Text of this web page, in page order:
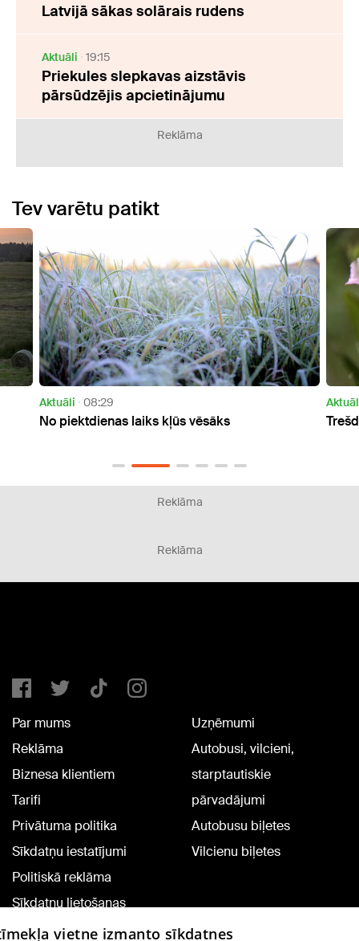
Latvijā sākas solārais rudens
Aktuāli 19:15
Priekules slepkavas aizstāvis
pārsūdzējis apcietinājumu
Reklāma
Tev varētu patikt
Aktuāli 15:17
Trešdien gaiss kļūs nedaudz karstāks
Reklāma
Reklāma
Par mums
Reklāma
Biznesa klientiem
Tarifi
Privātuma politika
Sīkdatņu iestatījumi
Politiskā reklāma
Sīkdatņu lietošanas
noteikumi
Uzņēmumi
Autobusi, vilcieni,
starptautiskie
pārvadājumi
Autobusu biļetes
Vilcienu biļetes
vietne izmanto sīkdatnes